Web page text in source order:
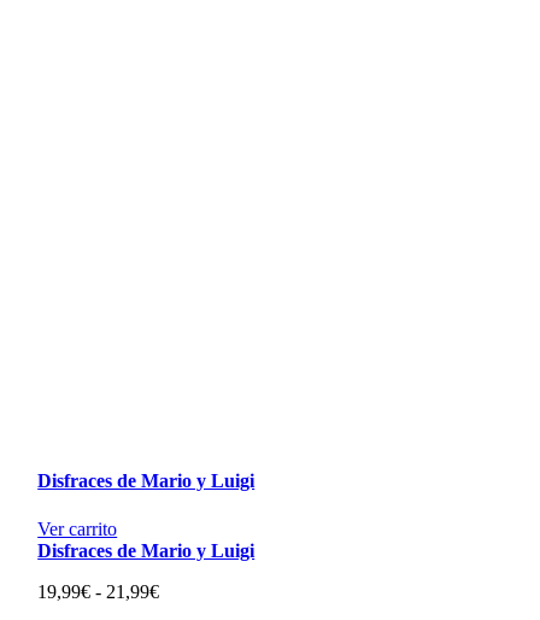
Disfraces de Mario y Luigi
Ver carrito
Disfraces de Mario y Luigi
19,99€ - 21,99€Rango